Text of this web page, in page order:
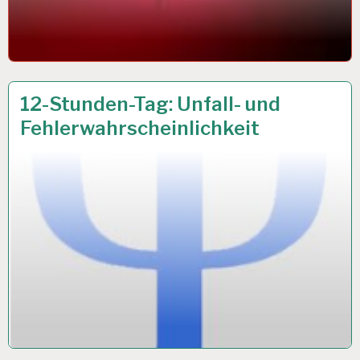
12-
STUNDEN-
ARBEITSTAG…
12-Stunden-Tag: Unfall- und
Fehlerwahrscheinlichkeit
13 JUNI 2018